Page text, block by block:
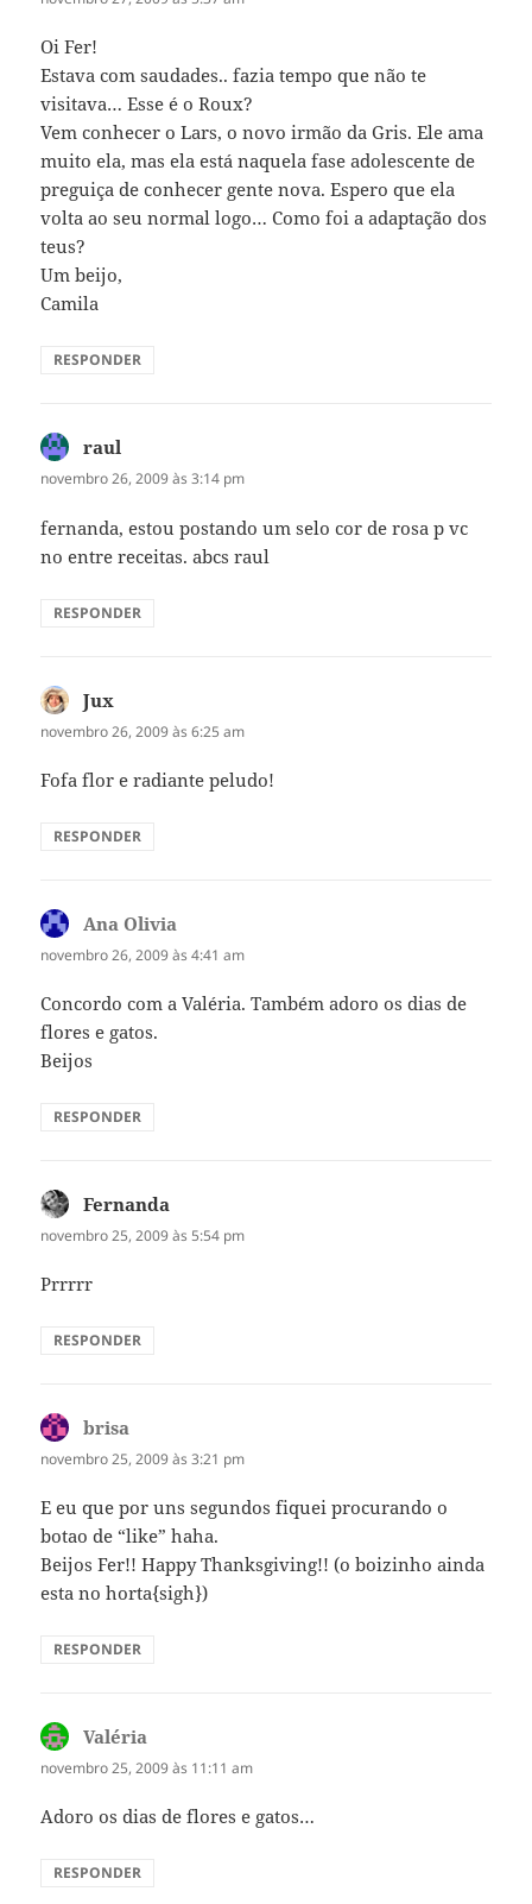
Oi Fer!
Estava com saudades.. fazia tempo que não te
visitava… Esse é o Roux?
Vem conhecer o Lars, o novo irmão da Gris. Ele ama
muito ela, mas ela está naquela fase adolescente de
preguiça de conhecer gente nova. Espero que ela
volta ao seu normal logo… Como foi a adaptação dos
teus?
Um beijo,
Camila
RESPONDER
raul
novembro 26, 2009 às 3:14 pm
fernanda, estou postando um selo cor de rosa p vc
no entre receitas. abcs raul
RESPONDER
Jux
novembro 26, 2009 às 6:25 am
Fofa flor e radiante peludo!
RESPONDER
Ana Olivia
novembro 26, 2009 às 4:41 am
Concordo com a Valéria. Também adoro os dias de
flores e gatos.
Beijos
RESPONDER
Fernanda
novembro 25, 2009 às 5:54 pm
Prrrrr
RESPONDER
brisa
novembro 25, 2009 às 3:21 pm
E eu que por uns segundos fiquei procurando o
botao de “like” haha.
Beijos Fer!! Happy Thanksgiving!! (o boizinho ainda
esta no horta{sigh})
RESPONDER
Valéria
novembro 25, 2009 às 11:11 am
Adoro os dias de flores e gatos…
RESPONDER